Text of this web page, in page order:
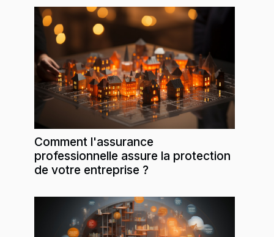
Comment l'assurance
professionnelle assure la protection
de votre entreprise ?